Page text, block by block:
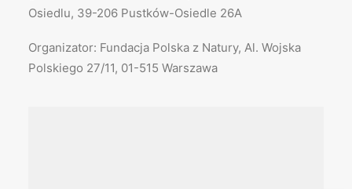
Osiedlu, 39-206 Pustków-Osiedle 26A
Organizator: Fundacja Polska z Natury, Al. Wojska
Polskiego 27/11, 01-515 Warszawa